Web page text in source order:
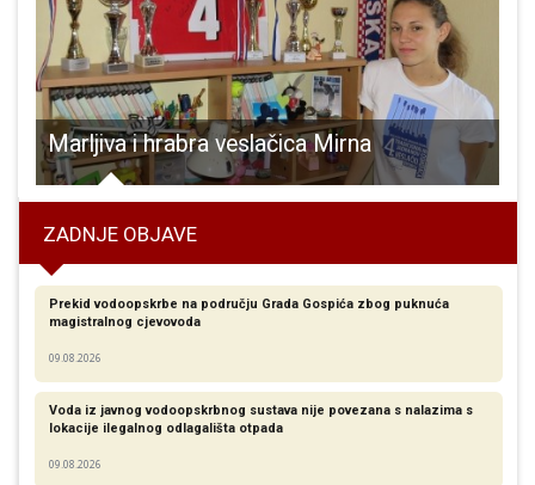
Marljiva i hrabra veslačica Mirna
ZADNJE OBJAVE
Prekid vodoopskrbe na području Grada Gospića zbog puknuća
magistralnog cjevovoda
09.08.2026
Voda iz javnog vodoopskrbnog sustava nije povezana s nalazima s
lokacije ilegalnog odlagališta otpada
09.08.2026